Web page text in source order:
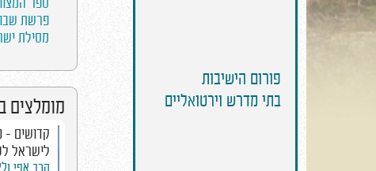
פורום הישיבות
בתי מדרש וירטואליים
פרשת
מסילת
מומלצים
קדושים -
לישראל